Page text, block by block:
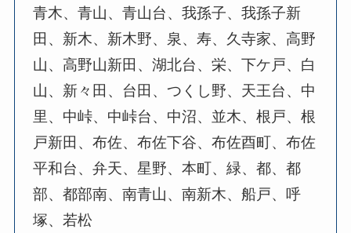
青木、青山、青山台、我孫子、我孫子新
田、新木、新木野、泉、寿、久寺家、高野
山、高野山新田、湖北台、栄、下ケ戸、白
山、新々田、台田、つくし野、天王台、中
里、中峠、中峠台、中沼、並木、根戸、根
戸新田、布佐、布佐下谷、布佐酉町、布佐
平和台、弁天、星野、本町、緑、都、都
部、都部南、南青山、南新木、船戸、呼
塚、若松